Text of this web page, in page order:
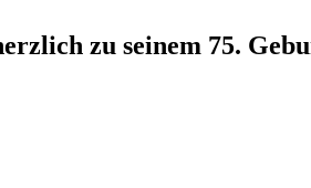
zu seinem 75.